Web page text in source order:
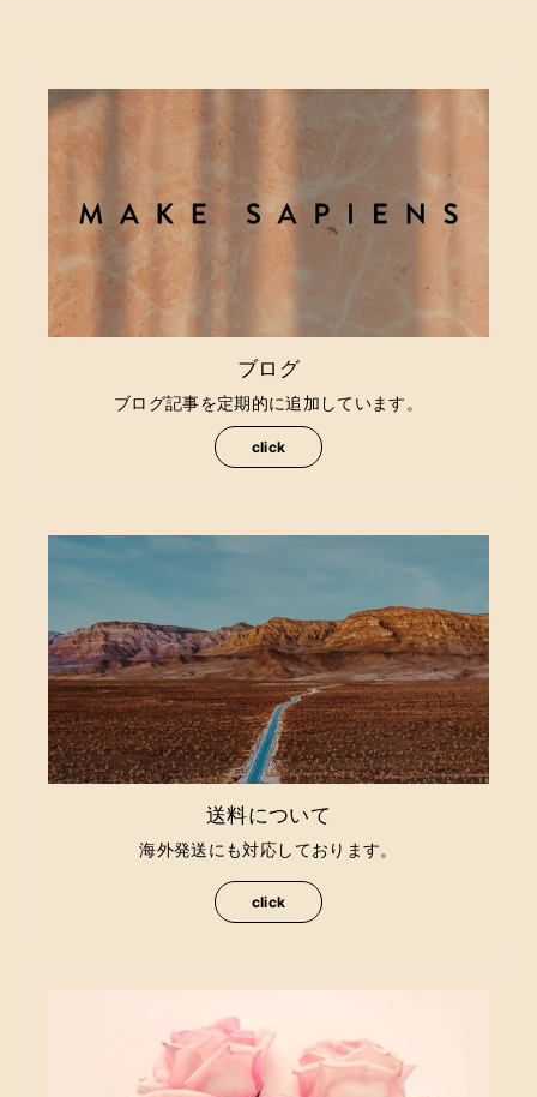
ブログ
ブログ記事を定期的に追加しています。
click
送料について
海外発送にも対応しております。
click